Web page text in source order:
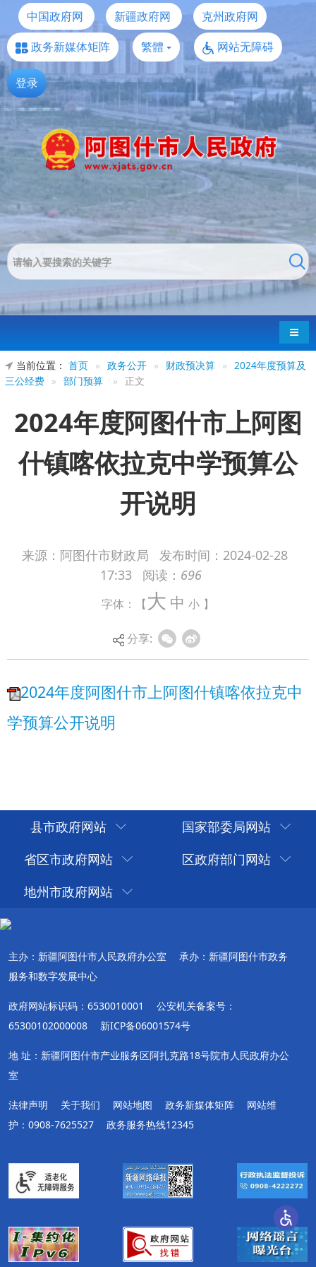
中国政府网 新疆政府网
克州政府网
政务新媒体矩阵
繁體 网站无障碍
登录
导航
当前位置： 首页 » 政务公开 » 财政预决算 »
2024年度预算及
三公经费 » 部门预算 » 正文
2024年度阿图什市上阿图
什镇喀依拉克中学预算公
开说明
来源：阿图什市财政局 发布时间： 2024-02-28
17:33
阅读： 696
字体：【大 中 小 】
分享:
2024年度阿图什市上阿图什镇喀依拉克中
县市政府网站
国家部委局网站
省区市政府网站
区政府部门网站
地州市政府网站
主办：新疆阿图什市人民政府办公室
承办：新疆阿图什市政务
服务和数字发展中心
政府网站标识码：6530010001
公安机关备案号：
65300102000008
新ICP备06001574号
地 址：新疆阿图什市产业服务区阿扎克路18号院市人民政府办公
室
法律声明 关于我们 网站地图 政务新媒体矩阵
网站维
护：0908-7625527
政务服务热线12345